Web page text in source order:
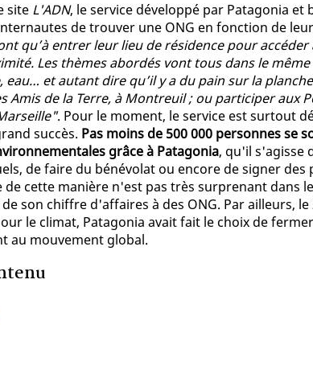
site L'ADN, le service développé par Patagonia et
de trouver une ONG en fonction de
qu’à entrer leur lieu de résidence pour
Les thèmes abordés vont tous dans le
et autant dire qu’il y a du pain sur la
Amis de la Terre, à Montreuil ; ou participer aux
. Pour le moment, le service est surtout
succès. Pas moins de 500 000 personnes se
grâce à Patagonia, qu'il s'agisse
de faire du bénévolat ou encore de signer des
de cette manière n'est pas très surprenant dans
son chiffre d'affaires à des ONG. Par ailleurs,
le climat, Patagonia avait fait le choix de
au mouvement global.